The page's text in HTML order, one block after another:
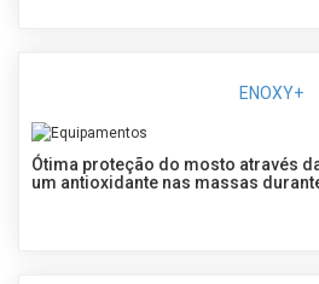
ENOXY+
Ótima proteção do mosto através
um antioxidante nas massas